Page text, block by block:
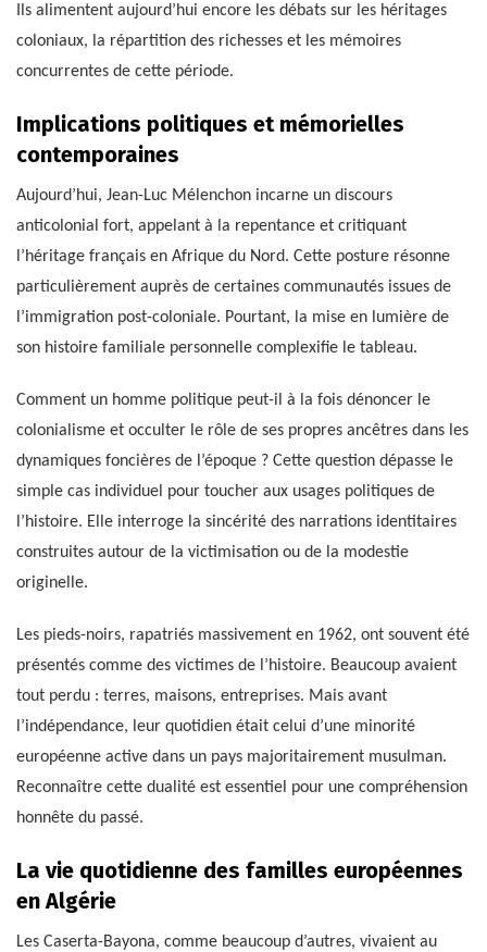
Ils alimentent aujourd’hui encore les débats sur les héritages
coloniaux, la répartition des richesses et les mémoires
concurrentes de cette période.
Implications politiques et mémorielles
contemporaines
Aujourd’hui, Jean-Luc Mélenchon incarne un discours
anticolonial fort, appelant à la repentance et critiquant
l’héritage français en Afrique du Nord. Cette posture résonne
particulièrement auprès de certaines communautés issues de
l’immigration post-coloniale. Pourtant, la mise en lumière de
son histoire familiale personnelle complexifie le tableau.
Comment un homme politique peut-il à la fois dénoncer le
colonialisme et occulter le rôle de ses propres ancêtres dans les
dynamiques foncières de l’époque ? Cette question dépasse le
simple cas individuel pour toucher aux usages politiques de
l’histoire. Elle interroge la sincérité des narrations identitaires
construites autour de la victimisation ou de la modestie
originelle.
Les pieds-noirs, rapatriés massivement en 1962, ont souvent été
présentés comme des victimes de l’histoire. Beaucoup avaient
tout perdu : terres, maisons, entreprises. Mais avant
l’indépendance, leur quotidien était celui d’une minorité
européenne active dans un pays majoritairement musulman.
Reconnaître cette dualité est essentiel pour une compréhension
honnête du passé.
La vie quotidienne des familles européennes
en Algérie
Les Caserta-Bayona, comme beaucoup d’autres, vivaient au